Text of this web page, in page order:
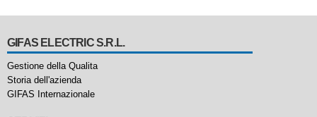
GIFAS ELECTRIC S.R.L.
Gestione della Qualita
Storia dell'azienda
GIFAS Internazionale